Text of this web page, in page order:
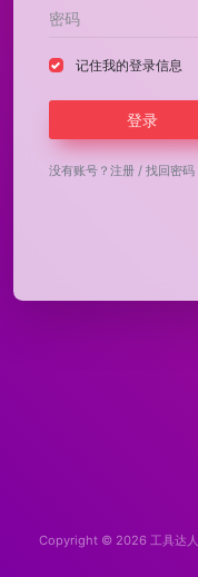
记住我的登录信息
登录
没有账号？ 注册 / 找回密码
Copyright © 2026 工具达人